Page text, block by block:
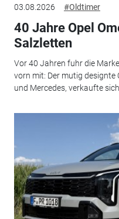
03.08.2026 #Oldtimer
40 Jahre Opel
Salzletten
Vor 40 Jahren fuhr die
vorn mit: Der mutig designte
und Mercedes, verkaufte